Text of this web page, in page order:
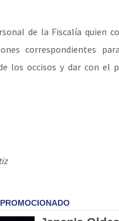
de la Fiscalía quien
correspondientes
los occisos y dar con el